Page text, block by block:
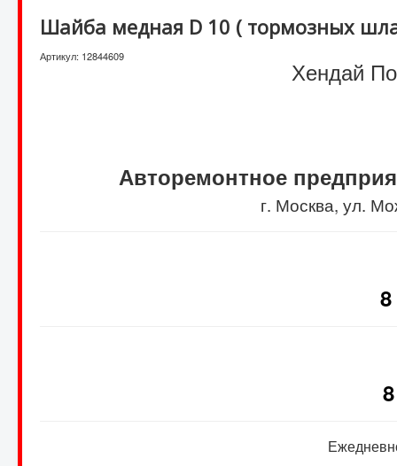
Шайба медная D 10 ( тормозных
Артикул: 12844609 Хендай
Авторемонтное
г. Москва, ул.